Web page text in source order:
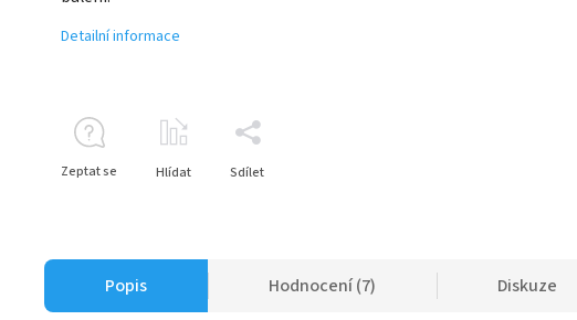
Detailní informace
Zeptat se Hlídat Sdílet
Popis Hodnocení (7) Diskuze